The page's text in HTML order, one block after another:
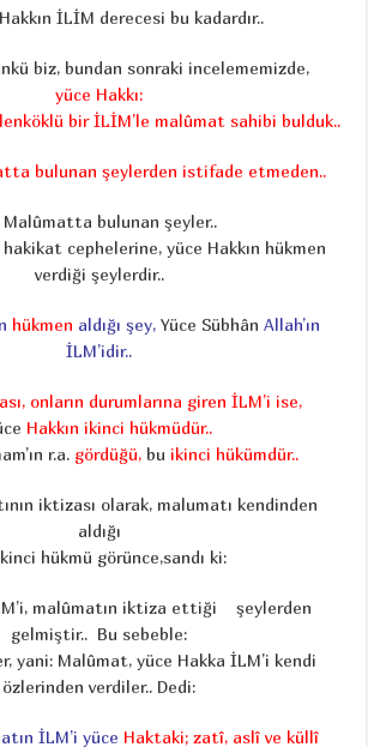
İLİM derecesi bu kadardır..
biz, bundan sonraki incelememizde,
yüce Hakkı:
köklü bir İLİM’le malûmat sahibi bulduk..
bulunan şeylerden istifade etmeden..
bulunan şeyler..
cephelerine, yüce Hakkın hükmen
verdiği şeylerdir..
hükmen aldığı şey,Yüce Sübhân Allah’ın
İLM’idir..
onların durumlarına giren İLM’i ise,
Hakkın ikinci hükmüdür..
r.a. gördüğü, bu ikinci hükümdür..
iktizası olarak, malumatı kendinden
aldığı
hükmü görünce,sandı ki:
malûmatın iktiza ettiği şeylerden
gelmiştir.. Bu sebeble:
yani: Malûmat, yüce Hakka İLM’i kendi
özlerinden verdiler.. Dedi:
İLM’i yüce Haktaki; zatî, aslî ve küllî